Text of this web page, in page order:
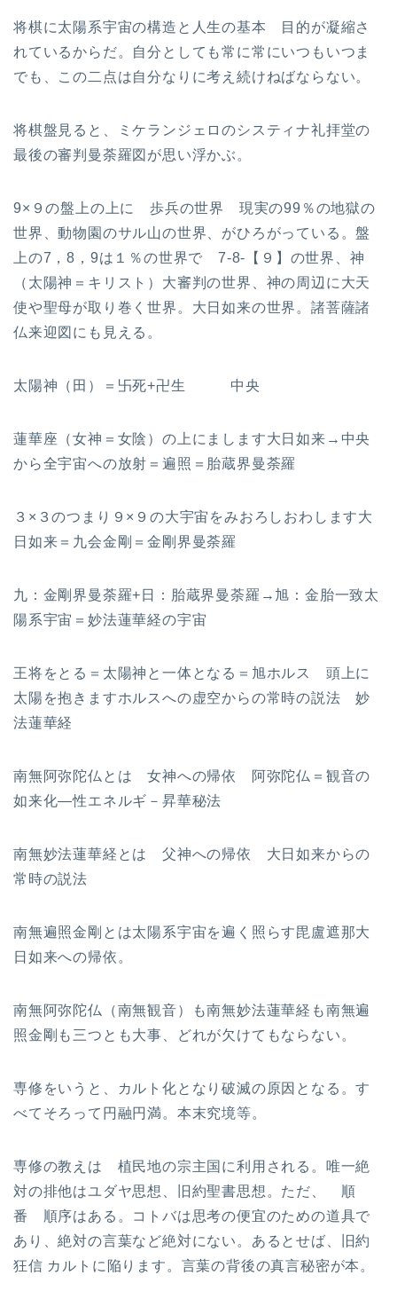
将棋に太陽系宇宙の構造と人生の基本 目的が凝縮さ
れているからだ。自分としても常に常にいつもいつま
でも、この二点は自分なりに考え続けねばならない。
将棋盤見ると、ミケランジェロのシスティナ礼拝堂の
最後の審判曼荼羅図が思い浮かぶ。
9×９の盤上の上に 歩兵の世界 現実の99％の地獄の
世界、動物園のサル山の世界、がひろがっている。盤
上の7，8，9は１％の世界で 7-8-【９】の世界、神
（太陽神＝キリスト）大審判の世界、神の周辺に大天
使や聖母が取り巻く世界。大日如来の世界。諸菩薩諸
仏来迎図にも見える。
太陽神（田）＝卐死+卍生 中央
蓮華座（女神＝女陰）の上にまします大日如来→中央
から全宇宙への放射＝遍照＝胎蔵界曼荼羅
３×３のつまり９×９の大宇宙をみおろしおわします大
日如来＝九会金剛＝金剛界曼荼羅
九：金剛界曼荼羅+日：胎蔵界曼荼羅→旭：金胎一致太
陽系宇宙＝妙法蓮華経の宇宙
王将をとる＝太陽神と一体となる＝旭ホルス 頭上に
太陽を抱きますホルスへの虚空からの常時の説法 妙
法蓮華経
南無阿弥陀仏とは 女神への帰依 阿弥陀仏＝観音の
如来化—性エネルギ－昇華秘法
南無妙法蓮華経とは 父神への帰依 大日如来からの
常時の説法
南無遍照金剛とは太陽系宇宙を遍く照らす毘盧遮那大
日如来への帰依。
南無阿弥陀仏（南無観音）も南無妙法蓮華経も南無遍
照金剛も三つとも大事、どれが欠けてもならない。
専修をいうと、カルト化となり破滅の原因となる。す
べてそろって円融円満。本末究境等。
専修の教えは 植民地の宗主国に利用される。唯一絶
対の排他はユダヤ思想、旧約聖書思想。ただ、 順
番 順序はある。コトバは思考の便宜のための道具で
あり、絶対の言葉など絶対にない。あるとせば、旧約
狂信 カルトに陥ります。言葉の背後の真言秘密が本。